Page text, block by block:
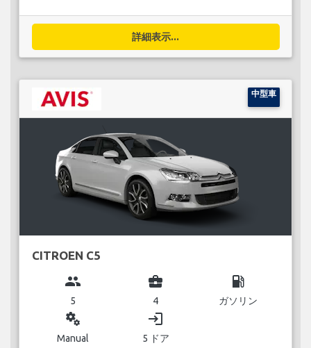
詳細表示...
中型車
CITROEN C5
group
5
business_center
4
local_gas_station
ガソリン
miscellaneous_services
Manual
login
5 ドア